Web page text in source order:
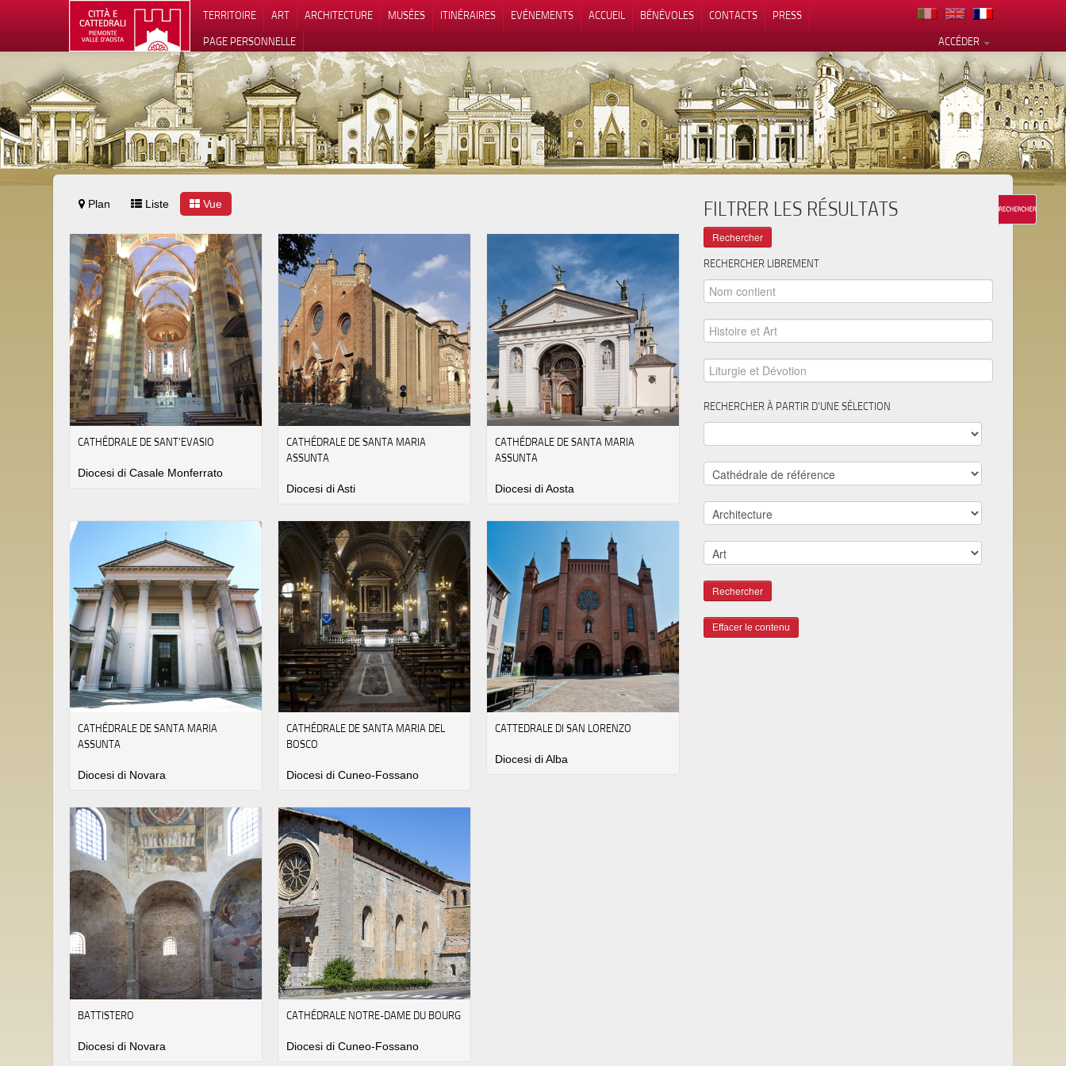
TERRITOIRE ART ARCHITECTURE MUSÉES ITINÉRAIRES EVÉNEMENTS ACCUEIL BÉNÉVOLES CONTACTS
PRESS
ACCÉDER
PAGE PERSONNELLE
Plan Liste Vue
CATHÉDRALE DE SANT'EVASIO
Diocesi di Casale Monferrato
CATHÉDRALE DE SANTA MARIA
ASSUNTA
Diocesi di Asti
CATHÉDRALE DE SANTA MARIA
ASSUNTA
Diocesi di Aosta
CATHÉDRALE DE SANTA MARIA
ASSUNTA
Diocesi di Novara
CATHÉDRALE DE SANTA MARIA DEL
BOSCO
Diocesi di Cuneo-Fossano
CATTEDRALE DI SAN LORENZO
Diocesi di Alba
BATTISTERO
Diocesi di Novara
CATHÉDRALE NOTRE-DAME DU BOURG
Diocesi di Cuneo-Fossano
FILTRER LES RÉSULTATS
RECHERCHER LIBREMENT
RECHERCHER À PARTIR D'UNE SÉLECTION
Effacer le contenu
Vos choix en matière de confidentialité